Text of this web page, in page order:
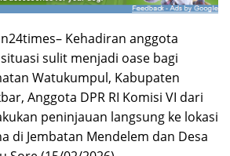
Kehadiran anggota
sulit menjadi oase bagi
Watukumpul, Kabupaten
Anggota DPR RI Komisi VI dari
peninjauan langsung ke lokasi
di Jembatan Mendelem dan Desa